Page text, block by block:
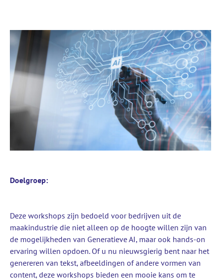
Doelgroep:
Deze workshops zijn bedoeld voor bedrijven uit de
maakindustrie die niet alleen op de hoogte willen zijn van
de mogelijkheden van Generatieve AI, maar ook hands-on
ervaring willen opdoen. Of u nu nieuwsgierig bent naar het
genereren van tekst, afbeeldingen of andere vormen van
content, deze workshops bieden een mooie kans om te